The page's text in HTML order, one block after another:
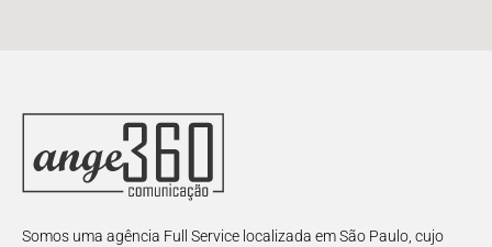
Somos uma agência Full Service localizada em São Paulo, cujo